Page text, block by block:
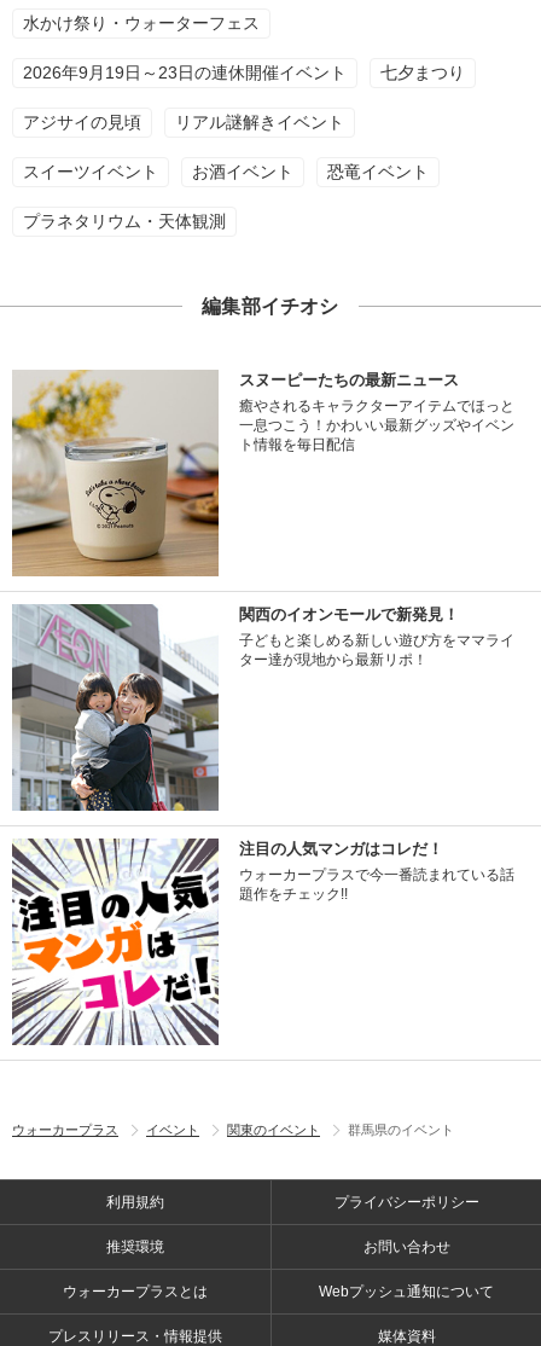
水かけ祭り・ウォーターフェス
2026年9月19日～23日の連休開催イベント 七夕まつり
アジサイの見頃 リアル謎解きイベント
スイーツイベント お酒イベント 恐竜イベント
プラネタリウム・天体観測
編集部イチオシ
スヌーピーたちの最新ニュース
癒やされるキャラクターアイテムでほっと
一息つこう！かわいい最新グッズやイベン
ト情報を毎日配信
関西のイオンモールで新発見！
子どもと楽しめる新しい遊び方をママライ
ター達が現地から最新リポ！
注目の人気マンガはコレだ！
ウォーカープラスで今一番読まれている話
題作をチェック!!
ウォーカープラス イベント 関東のイベント 群馬県のイベント
利用規約 プライバシーポリシー
推奨環境 お問い合わせ
ウォーカープラスとは Webプッシュ通知について
プレスリリース・情報提供 媒体資料